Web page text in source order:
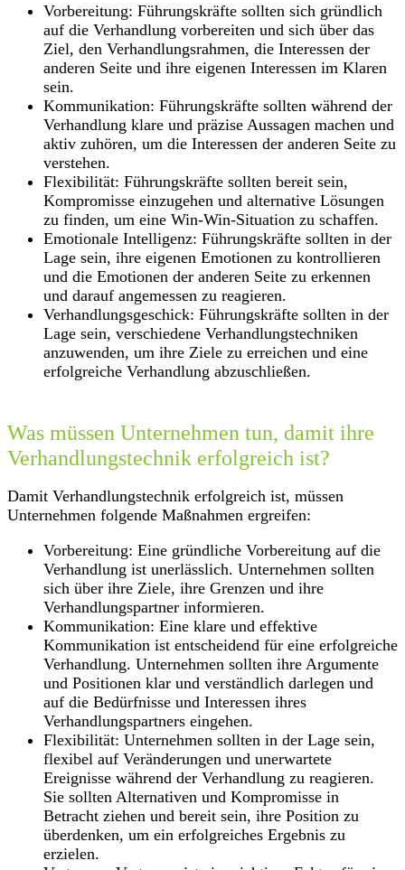
Vorbereitung: Führungskräfte sollten sich gründlich
auf die Verhandlung vorbereiten und sich über das
Ziel, den Verhandlungsrahmen, die Interessen der
anderen Seite und ihre eigenen Interessen im Klaren
sein.
Kommunikation: Führungskräfte sollten während der
Verhandlung klare und präzise Aussagen machen und
aktiv zuhören, um die Interessen der anderen Seite zu
verstehen.
Flexibilität: Führungskräfte sollten bereit sein,
Kompromisse einzugehen und alternative Lösungen
zu finden, um eine Win-Win-Situation zu schaffen.
Emotionale Intelligenz: Führungskräfte sollten in der
Lage sein, ihre eigenen Emotionen zu kontrollieren
und die Emotionen der anderen Seite zu erkennen
und darauf angemessen zu reagieren.
Verhandlungsgeschick: Führungskräfte sollten in der
Lage sein, verschiedene Verhandlungstechniken
anzuwenden, um ihre Ziele zu erreichen und eine
erfolgreiche Verhandlung abzuschließen.
Was müssen Unternehmen tun, damit ihre
Verhandlungstechnik erfolgreich ist?
Damit Verhandlungstechnik erfolgreich ist, müssen
Unternehmen folgende Maßnahmen ergreifen:
Vorbereitung: Eine gründliche Vorbereitung auf die
Verhandlung ist unerlässlich. Unternehmen sollten
sich über ihre Ziele, ihre Grenzen und ihre
Verhandlungspartner informieren.
Kommunikation: Eine klare und effektive
Kommunikation ist entscheidend für eine erfolgreiche
Verhandlung. Unternehmen sollten ihre Argumente
und Positionen klar und verständlich darlegen und
auf die Bedürfnisse und Interessen ihres
Verhandlungspartners eingehen.
Flexibilität: Unternehmen sollten in der Lage sein,
flexibel auf Veränderungen und unerwartete
Ereignisse während der Verhandlung zu reagieren.
Sie sollten Alternativen und Kompromisse in
Betracht ziehen und bereit sein, ihre Position zu
überdenken, um ein erfolgreiches Ergebnis zu
erzielen.